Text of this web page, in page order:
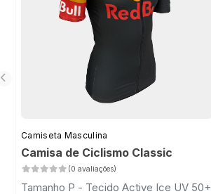
Camiseta Masculina
Camisa de Ciclismo Classic
(0 avaliações)
Tamanho P - Tecido Active Ice UV 50+